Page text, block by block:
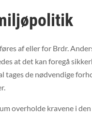
af eller for Brdr.
at det kan foregå
tages de nødvendige
overholde kravene i